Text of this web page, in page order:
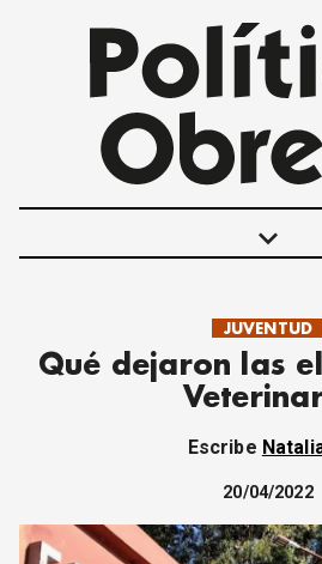
keyboard_arrow_down
POLÍTICAS
MOVIMIENTO
ECONOMÍA
SOCIEDAD Y
JUVENTUD
CORREO DE
JUVENTUD
Qué dejaron las
Escribe
20/04/2022